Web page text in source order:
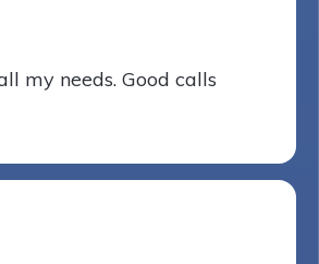
my needs. Good calls